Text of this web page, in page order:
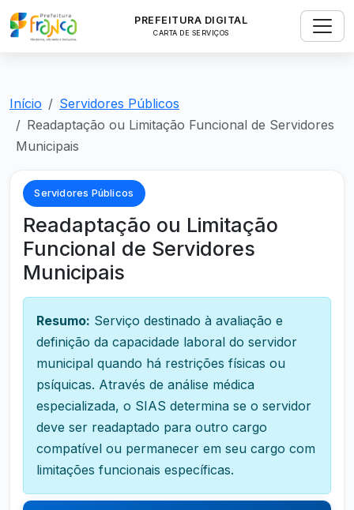
PREFEITURA DIGITAL
CARTA DE SERVIÇOS
Início
Servidores Públicos
Readaptação ou Limitação Funcional de Servidores
Municipais
Servidores Públicos
Readaptação ou Limitação
Funcional de Servidores
Municipais
Resumo: Serviço destinado à avaliação e
definição da capacidade laboral do servidor
municipal quando há restrições físicas ou
psíquicas. Através de análise médica
especializada, o SIAS determina se o servidor
deve ser readaptado para outro cargo
compatível ou permanecer em seu cargo com
limitações funcionais específicas.